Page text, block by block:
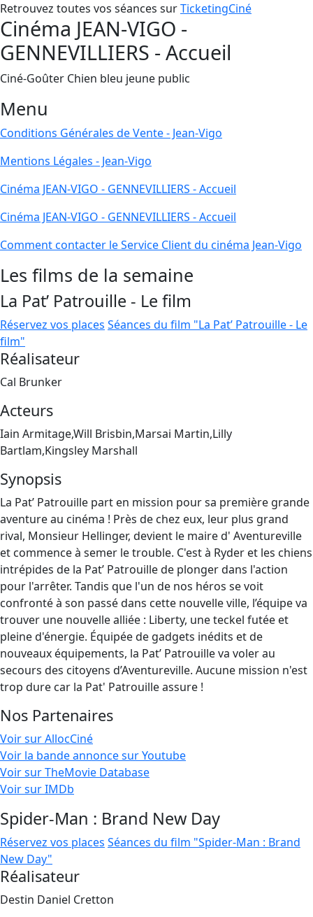
Retrouvez toutes vos séances surTicketingCiné
Cinéma JEAN-VIGO -
GENNEVILLIERS - Accueil
Ciné-Goûter Chien bleu jeune public
Menu
Conditions Générales de Vente - Jean-Vigo
Mentions Légales - Jean-Vigo
Cinéma JEAN-VIGO - GENNEVILLIERS - Accueil
Cinéma JEAN-VIGO - GENNEVILLIERS - Accueil
Comment contacter le Service Client du cinéma Jean-Vigo
Les films de la semaine
La Pat’ Patrouille - Le film
Réservez vos places Séances du film "La Pat’ Patrouille - Le
film"
Réalisateur
Cal Brunker
Acteurs
Iain Armitage,Will Brisbin,Marsai Martin,Lilly
Bartlam,Kingsley Marshall
Synopsis
La Pat’ Patrouille part en mission pour sa première grande
aventure au cinéma ! Près de chez eux, leur plus grand
rival, Monsieur Hellinger, devient le maire d' Aventureville
et commence à semer le trouble. C'est à Ryder et les chiens
intrépides de la Pat’ Patrouille de plonger dans l'action
pour l'arrêter. Tandis que l'un de nos héros se voit
confronté à son passé dans cette nouvelle ville, l’équipe va
trouver une nouvelle alliée : Liberty, une teckel futée et
pleine d'énergie. Équipée de gadgets inédits et de
nouveaux équipements, la Pat’ Patrouille va voler au
secours des citoyens d’Aventureville. Aucune mission n'est
trop dure car la Pat' Patrouille assure !
Nos Partenaires
Voir sur AllocCiné
Voir la bande annonce sur Youtube
Voir sur TheMovie Database
Voir sur IMDb
Spider-Man : Brand New Day
Réservez vos places Séances du film "Spider-Man : Brand
New Day"
Réalisateur
Destin Daniel Cretton